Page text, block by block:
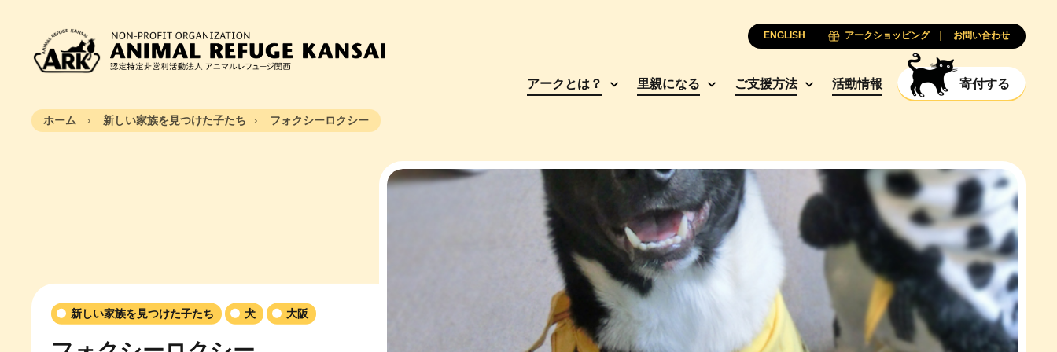
アークとは？ 里親になる ご支援方法 活動情報 寄付する
ENGLISH アークショッピング お問い合わせ
ホーム 新しい家族を見つけた子たち フォクシーロクシー
新しい家族を見つけた子たち 犬 大阪